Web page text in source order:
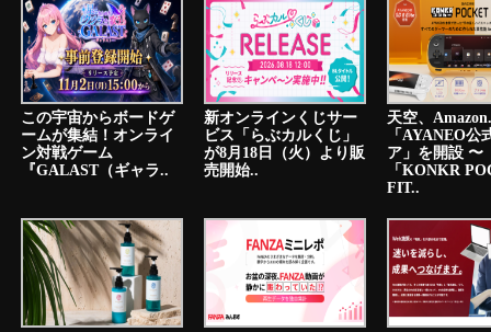
この宇宙からボードゲ
ームが集結！オンライ
ン対戦ゲーム
『GALAST（ギャラ..
新オンラインくじサー
ビス「らぶカルくじ」
が8月18日（火）より販
売開始..
天空、
「AYANEO公
ア」を開設 〜
「KONKR
FIT..